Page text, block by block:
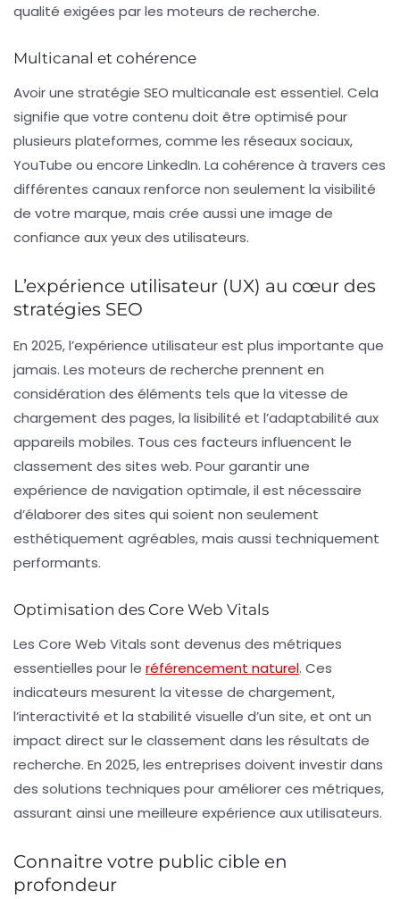
qualité exigées par les moteurs de recherche.
Multicanal et cohérence
Avoir une stratégie SEO multicanale est essentiel. Cela
signifie que votre contenu doit être optimisé pour
plusieurs plateformes, comme les réseaux sociaux,
YouTube ou encore LinkedIn. La cohérence à travers ces
différentes canaux renforce non seulement la visibilité
de votre marque, mais crée aussi une image de
confiance aux yeux des utilisateurs.
L’expérience utilisateur (UX) au cœur des
stratégies SEO
En 2025, l’expérience utilisateurest plus importante que
jamais. Les moteurs de recherche prennent en
considération des éléments tels que la vitesse de
chargement des pages, la lisibilité et l’adaptabilité aux
appareils mobiles. Tous ces facteurs influencent le
classement des sites web. Pour garantir une
expérience de navigation optimale, il est nécessaire
d’élaborer des sites qui soient non seulement
esthétiquement agréables, mais aussi techniquement
performants.
Optimisation des Core Web Vitals
Les Core Web Vitals sont devenus des métriques
essentielles pour le référencement naturel. Ces
indicateurs mesurent la vitesse de chargement,
l’interactivité et la stabilité visuelle d’un site, et ont un
impact direct sur le classement dans les résultats de
recherche. En 2025, les entreprises doivent investir dans
des solutions techniques pour améliorer ces métriques,
assurant ainsi une meilleure expérience aux utilisateurs.
Connaitre votre public cible en
profondeur